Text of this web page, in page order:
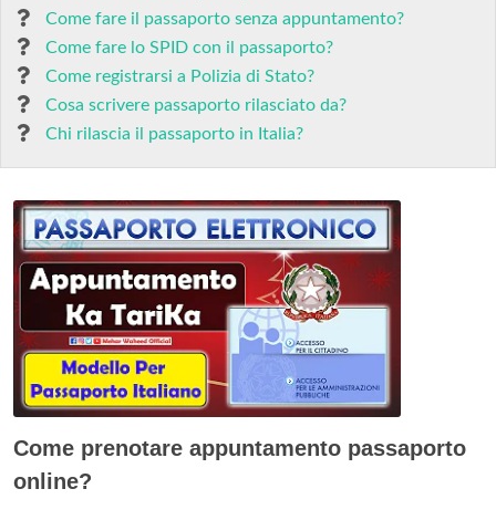
Come fare il passaporto senza appuntamento?
Come fare lo SPID con il passaporto?
Come registrarsi a Polizia di Stato?
Cosa scrivere passaporto rilasciato da?
Chi rilascia il passaporto in Italia?
Come prenotare appuntamento passaporto
online?